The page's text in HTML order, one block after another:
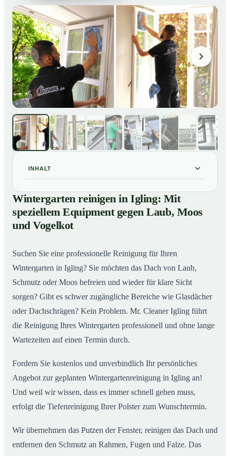
INHALT
Wintergarten reinigen in Igling: Mit speziellem
Equipment gegen Laub, Moos und Vogelkot
02 So läuft eine professionelle Reinigung eines
Wintergarten in Igling ab
Wintergarten reinigen in Igling: Mit
speziellem Equipment gegen Laub, Moos
und Vogelkot
Suchen Sie eine professionelle Reinigung für Ihren
Wintergarten in Igling? Sie möchten das Dach von Laub,
Schmutz oder Moos befreien und wieder für klare Sicht
sorgen? Gibt es schwer zugängliche Bereiche wie Glasdächer
oder Dachschrägen? Kein Problem. Mr. Cleaner Igling führt
die Reinigung Ihres Wintergarten professionell und ohne lange
Wartezeiten auf einen Termin durch.
Fordern Sie kostenlos und unverbindlich Ihr persönliches
Angebot zur geplanten Wintergartenreinigung in Igling an!
Und weil wir wissen, dass es immer schnell gehen muss,
erfolgt die Tiefenreinigung Ihrer Polster zum Wunschtermin.
Wir übernehmen das Putzen der Fenster, reinigen das Dach und
entfernen den Schmutz an Rahmen, Fugen und Falze. Das